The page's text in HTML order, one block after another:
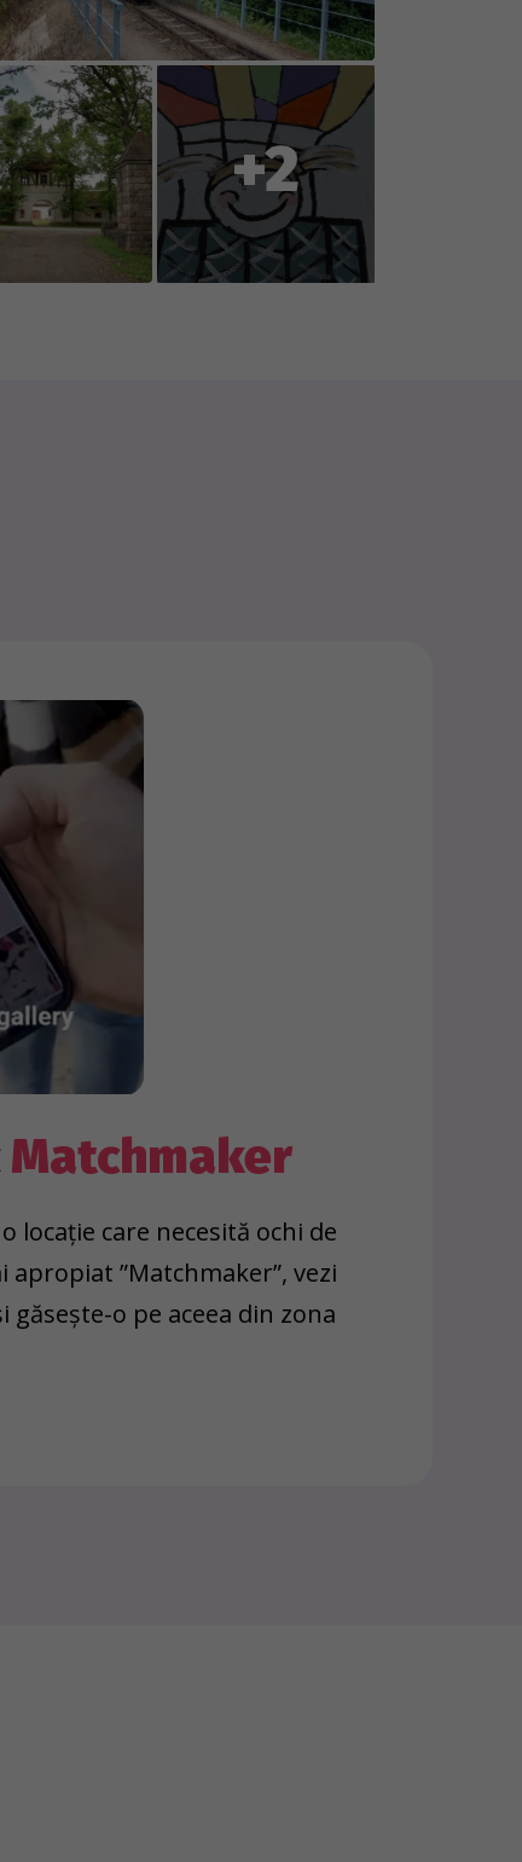
with you, the players, so
or reports changes to
+2
Matchmaker
locație care necesită ochi de
”Matchmaker”, vezi
o pe aceea din zona